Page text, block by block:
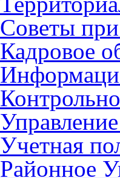
Советы
Кадровое
Учетная
Районное